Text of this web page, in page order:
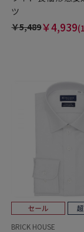
ツ
￥5,489￥4,939
BRICK HOUSE